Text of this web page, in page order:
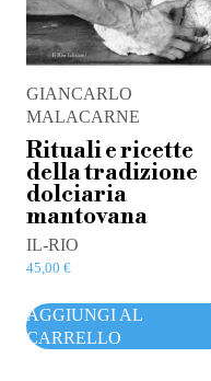
GIANCARLO
MALACARNE
Rituali e ricette
della tradizione
dolciaria
mantovana
IL-RIO
45,00 €
AGGIUNGI AL
CARRELLO